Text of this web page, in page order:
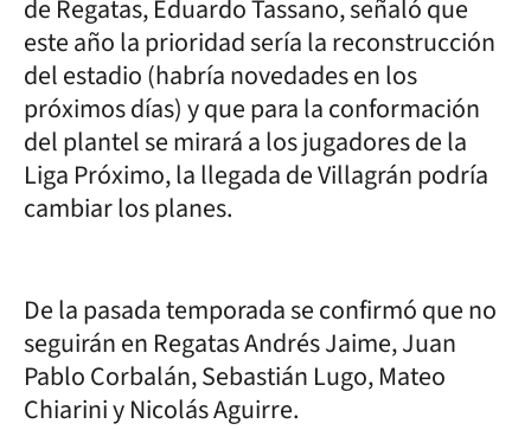
de Regatas, Eduardo Tassano, señaló que
este año la prioridad sería la reconstrucción
del estadio (habría novedades en los
próximos días) y que para la conformación
del plantel se mirará a los jugadores de la
Liga Próximo, la llegada de Villagrán podría
cambiar los planes.
De la pasada temporada se confirmó que no
seguirán en Regatas Andrés Jaime, Juan
Pablo Corbalán, Sebastián Lugo, Mateo
Chiarini y Nicolás Aguirre.